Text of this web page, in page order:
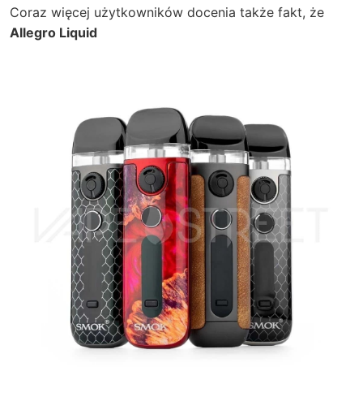
Coraz więcej użytkowników docenia także fakt, że
Allegro Liquid